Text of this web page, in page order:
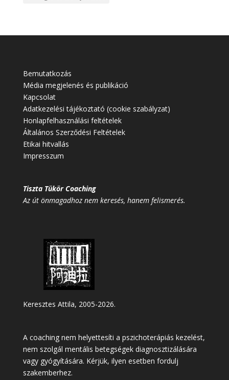
Bemutatkozás
Média megjelenés és publikáció
Kapcsolat
Adatkezelési tájékoztató (cookie szabályzat)
Honlapfelhasználási feltételek
Általános Szerződési Feltételek
Etikai hitvallás
Impresszum
Tiszta Tükör Coaching
Az út önmagadhoz nem keresés, hanem felismerés.
Keresztes Attila, 2005-2026.
A coaching nem helyettesíti a pszichoterápiás kezelést,
nem szolgál mentális betegségek diagnosztizálására
vagy gyógyítására. Kérjük, ilyen esetben fordulj
szakemberhez.